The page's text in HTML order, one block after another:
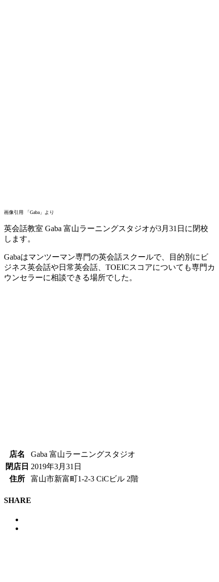
画像引用 「Gaba」より
英会話教室 Gaba 富山ラーニングスタジオが3月31日に閉校
します。
Gabaはマンツーマン専門の英会話スクールで、目的別にビ
ジネス英会話や日常英会話、TOEICスコアについても専門カ
ウンセラーに相談できる場所でした。
店名
Gaba 富山ラーニングスタジオ
閉店日 2019年3月31日
住所
富山市新富町1-2-3 CiCビル 2階
SHARE